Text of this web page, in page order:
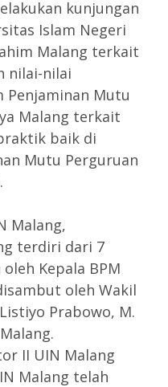
kunjungan
Islam Negeri
Malang terkait
nilai-nilai
Penjaminan Mutu
Malang terkait
baik di
Mutu Perguruan
Malang,
terdiri dari 7
Kepala BPM
oleh Wakil
Prabowo, M.
II UIN Malang
Malang telah